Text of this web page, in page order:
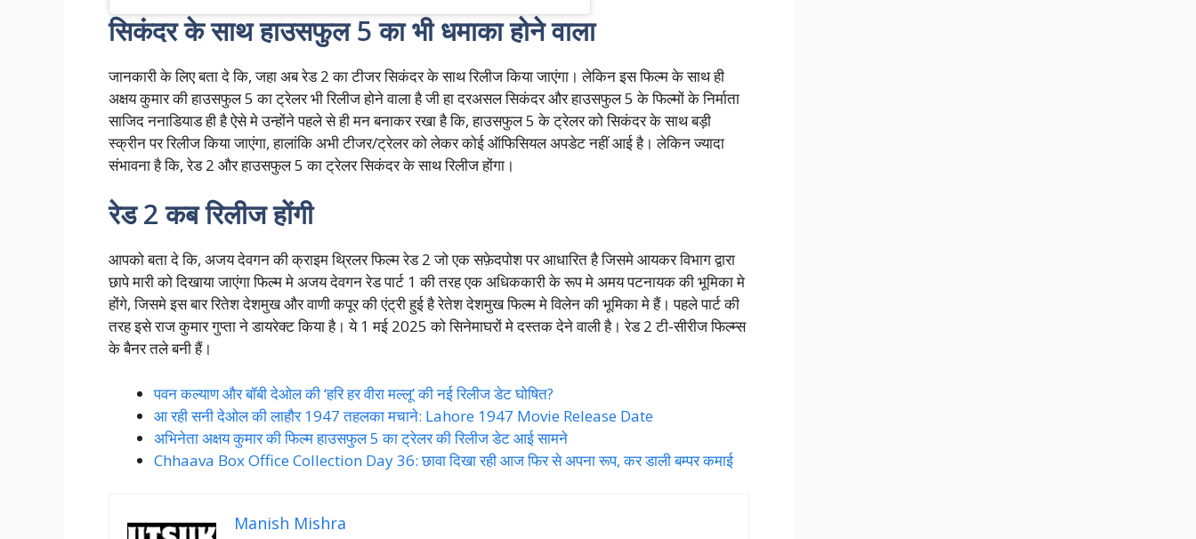
सिकंदर के साथ हाउसफुल 5 का भी धमाका होने वाला
जानकारी के लिए बता दे कि, जहा अब रेड 2 का टीजर सिकंदर के साथ रिलीज किया जाएंगा। लेकिन इस फिल्म के साथ ही
अक्षय कुमार की हाउसफुल 5 का ट्रेलर भी रिलीज होने वाला है जी हा दरअसल सिकंदर और हाउसफुल 5 के फिल्मों के निर्माता
साजिद ननाडियाड ही है ऐसे मे उन्होंने पहले से ही मन बनाकर रखा है कि, हाउसफुल 5 के ट्रेलर को सिकंदर के साथ बड़ी
स्क्रीन पर रिलीज किया जाएंगा, हालांकि अभी टीजर/ट्रेलर को लेकर कोई ऑफिसियल अपडेट नहीं आई है। लेकिन ज्यादा
संभावना है कि, रेड 2 और हाउसफुल 5 का ट्रेलर सिकंदर के साथ रिलीज होंगा।
रेड 2 कब रिलीज होंगी
आपको बता दे कि, अजय देवगन की क्राइम थ्रिलर फिल्म रेड 2 जो एक सफ़ेदपोश पर आधारित है जिसमे आयकर विभाग द्वारा
छापे मारी को दिखाया जाएंगा फिल्म मे अजय देवगन रेड पार्ट 1 की तरह एक अधिककारी के रूप मे अमय पटनायक की भूमिका मे
होंगे, जिसमे इस बार रितेश देशमुख और वाणी कपूर की एंट्री हुई है रेतेश देशमुख फिल्म मे विलेन की भूमिका मे हैं। पहले पार्ट की
तरह इसे राज कुमार गुप्ता ने डायरेक्ट किया है। ये 1 मई 2025 को सिनेमाघरों मे दस्तक देने वाली है। रेड 2 टी-सीरीज फिल्म्स
के बैनर तले बनी हैं।
पवन कल्याण और बॉबी देओल की ‘हरि हर वीरा मल्लू’ की नई रिलीज डेट घोषित?
आ रही सनी देओल की लाहौर 1947 तहलका मचाने: Lahore 1947 Movie Release Date
अभिनेता अक्षय कुमार की फिल्म हाउसफुल 5 का ट्रेलर की रिलीज डेट आई सामने
Chhaava Box Office Collection Day 36: छावा दिखा रही आज फिर से अपना रूप, कर डाली बम्पर कमाई
Manish Mishra